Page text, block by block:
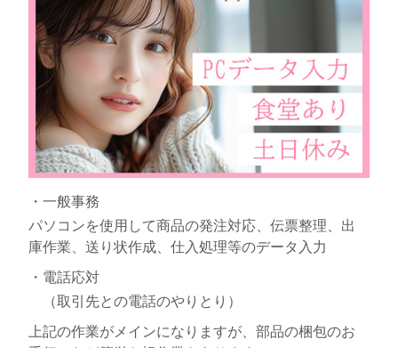
・一般事務
パソコンを使用して商品の発注対応、伝票整理、出
庫作業、送り状作成、仕入処理等のデータ入力
・電話応対
（取引先との電話のやりとり）
上記の作業がメインになりますが、部品の梱包のお